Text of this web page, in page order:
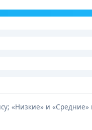
«Низкие» и